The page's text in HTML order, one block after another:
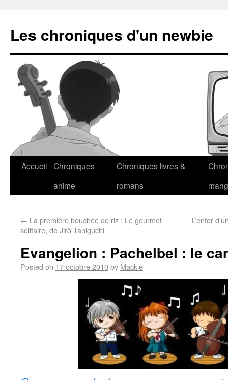
Les chroniques d'un newbie
Accueil Chroniques
anime
Chroniques livres &
romans
← La première bouchée de riz : Le gourmet
solitaire, de Jirô Taniguchi
L’enfer
Evangelion : Pachelbel : le
Posted on 17 octobre 2010by Mackie